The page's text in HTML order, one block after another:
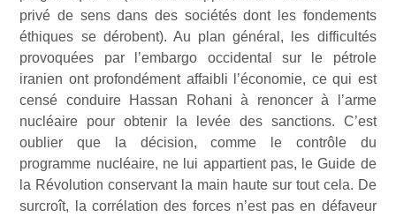
privé de sens dans des sociétés dont les fondements
éthiques se dérobent). Au plan général, les difficultés
provoquées par l’embargo occidental sur le pétrole
iranien ont profondément affaibli l’économie, ce qui est
censé conduire Hassan Rohani à renoncer à l’arme
nucléaire pour obtenir la levée des sanctions. C’est
oublier que la décision, comme le contrôle du
programme nucléaire, ne lui appartient pas, le Guide de
la Révolution conservant la main haute sur tout cela. De
surcroît, la corrélation des forces n’est pas en défaveur